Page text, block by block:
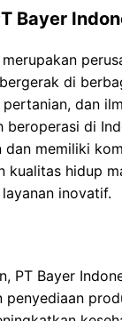
Bayer
di
dan
beroperasi di
dan memiliki
kualitas hidup
inovatif.
PT Bayer
penyediaan